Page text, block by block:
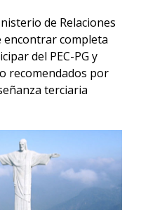
de Relaciones
encontrar completa
del PEC-PG y
recomendados por
terciaria